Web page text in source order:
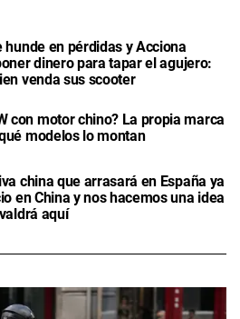
hunde en pérdidas y Acciona
dinero para tapar el agujero:
venda sus scooter
con motor chino? La propia marca
modelos lo montan
china que arrasará en España ya
en China y nos hacemos una idea
aquí